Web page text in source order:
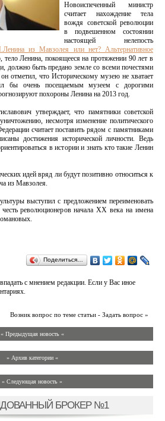
Новоиспеченный министр
считает нахождение тела
вождя советской революции
в подвешенном состоянии
настоящей нелепость
из Мавзолея или нет? Альтернативное
Ленина, покоящееся на протяжении 90 лет в
должно быть предано земле со всеми почестями
отметил, что Историческому музею не хватает
бы очень посещаемым музеем с дорогими
похороны Ленина на 2013 год.
утверждает, что памятники советской
несмотря изменение политического
считает поставить рядом с памятниками
достижения исторической личности. Ведь
в истории и знать кто такие Ленин
идей вряд ли будут позитивно относиться к
из Мавзолея.
выступил с предложением переименовать
революционеров начала XX века на имена
Поделиться…
с мнением редакции. Если у Вас иное
Возник вопрос по теме статьи - Задать вопрос »
« Предыдущая новость «
» Архив категории «
» Следующая новость »
БРОКЕР №1